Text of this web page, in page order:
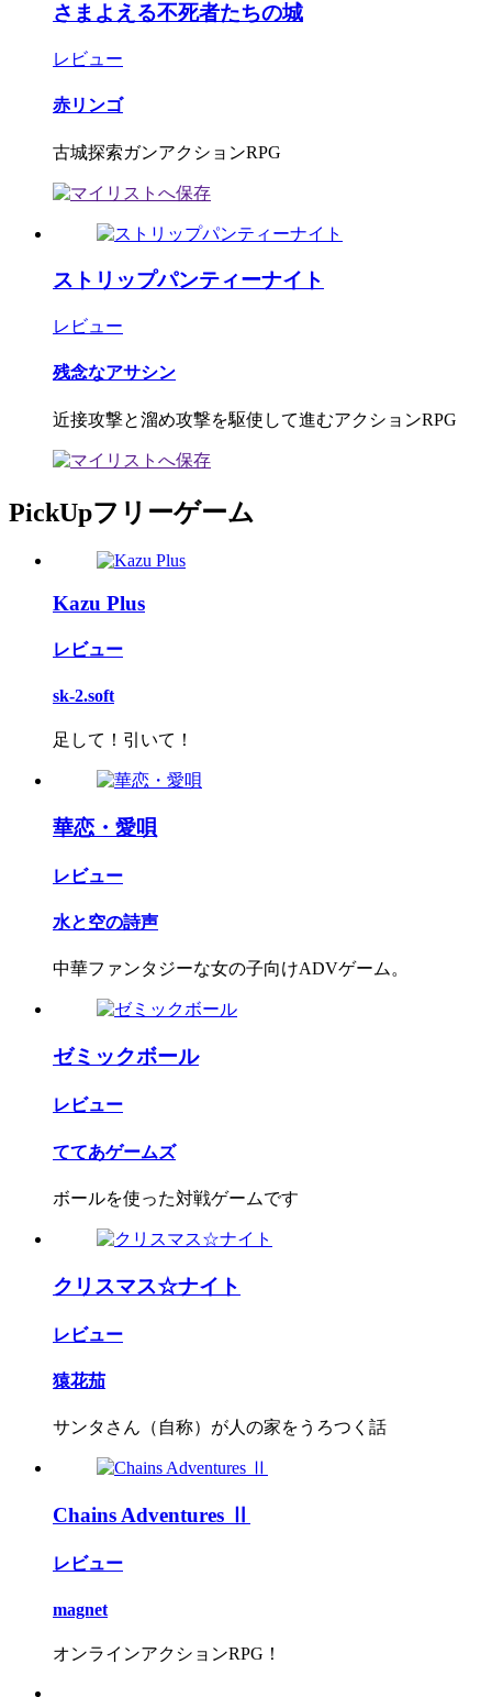
さまよえる不死者たちの城
レビュー
赤リンゴ
古城探索ガンアクションRPG
ストリップパンティーナイト
レビュー
残念なアサシン
近接攻撃と溜め攻撃を駆使して進むアクションRPG
PickUpフリーゲーム
Kazu Plus
レビュー
sk-2.soft
足して！引いて！
華恋・愛唄
レビュー
水と空の詩声
中華ファンタジーな女の子向けADVゲーム。
ゼミックボール
レビュー
ててあゲームズ
ボールを使った対戦ゲームです
クリスマス☆ナイト
レビュー
猿花茄
サンタさん（自称）が人の家をうろつく話
Chains Adventures Ⅱ
レビュー
magnet
オンラインアクションRPG！